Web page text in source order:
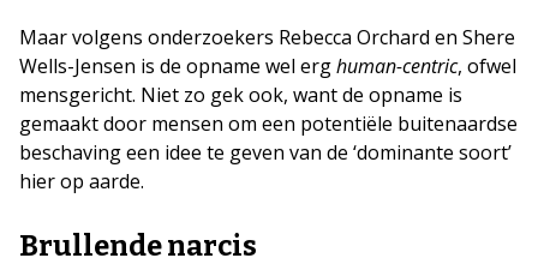
Maar volgens onderzoekers Rebecca Orchard en Shere
Wells-Jensen is de opname wel erghuman-centric, ofwel
mensgericht. Niet zo gek ook, want de opname is
gemaakt door mensen om een potentiële buitenaardse
beschaving een idee te geven van de ‘dominante soort’
hier op aarde.
Brullende narcis